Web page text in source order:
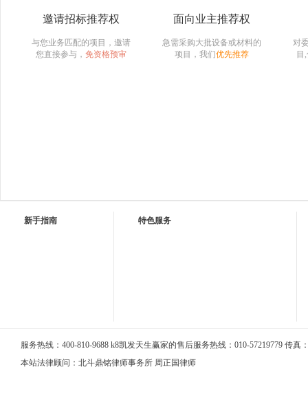
邀请招标推荐权
与您业务匹配的项目，邀请
您直接参与， 免资格预审
面向业主推荐权
急需采购大批设备或材料的
项目，我们优先推荐
对
目
新手指南 特色服务
服务热线：400-810-9688 k8凯发天生赢家的售后服务热线：010-57219779 传真
本站法律顾问：北斗鼎铭律师事务所 周正国律师